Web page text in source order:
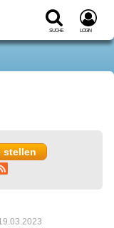
Suche Login
stellen